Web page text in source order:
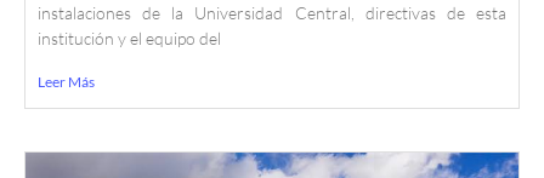
instalaciones de la Universidad Central, directivas de esta
institución y el equipo del
Leer Más